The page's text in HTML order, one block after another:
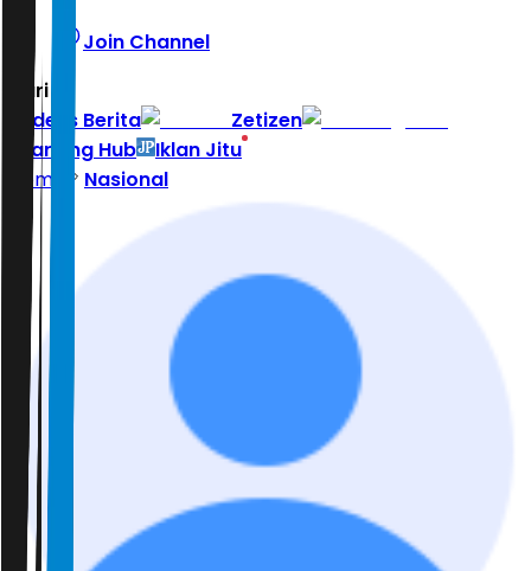
Join Channel
Hari ini
Indeks Berita
Zetizen
Learning Hub
Iklan Jitu
Home
Nasional